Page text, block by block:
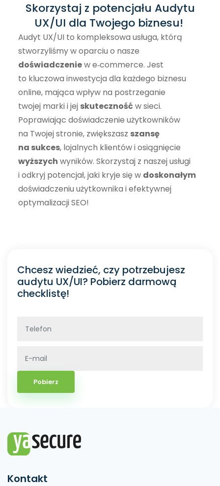
Skorzystaj z potencjału Audytu
UX/UI dla Twojego biznesu!
Audyt UX/UI to kompleksowa usługa, którą
stworzyliśmy w oparciu o nasze
doświadczeniew e‑commerce. Jest
to kluczowa inwestycja dla każdego biznesu
online, mająca wpływ na postrzeganie
twojej marki i jej skuteczność w sieci.
Poprawiając doświadczenie użytkowników
na Twojej stronie, zwiększasz szansę
na sukces, lojalnych klientów i osiągnięcie
wyższych wyników. Skorzystaj z naszej usługi
i odkryj potencjał, jaki kryje się w doskonałym
doświadczeniu użytkownika i efektywnej
optymalizacji SEO!
Chcesz wiedzieć, czy potrzebujesz
audytu UX/UI? Pobierz darmową
checklistę!
Kontakt